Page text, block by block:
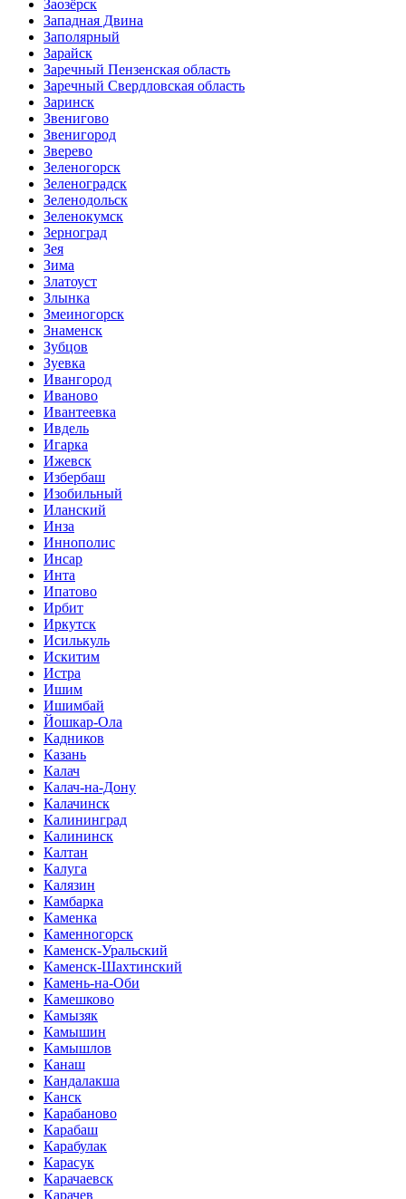
Заозёрск
Западная Двина
Заполярный
Зарайск
Заречный Пензенская область
Заречный Свердловская область
Заринск
Звенигово
Звенигород
Зверево
Зеленогорск
Зеленоградск
Зеленодольск
Зеленокумск
Зерноград
Зея
Зима
Златоуст
Злынка
Змеиногорск
Знаменск
Зубцов
Зуевка
Ивангород
Иваново
Ивантеевка
Ивдель
Игарка
Ижевск
Избербаш
Изобильный
Иланский
Инза
Иннополис
Инсар
Инта
Ипатово
Ирбит
Иркутск
Исилькуль
Искитим
Истра
Ишим
Ишимбай
Йошкар-Ола
Кадников
Казань
Калач
Калач-на-Дону
Калачинск
Калининград
Калининск
Калтан
Калуга
Калязин
Камбарка
Каменка
Каменногорск
Каменск-Уральский
Каменск-Шахтинский
Камень-на-Оби
Камешково
Камызяк
Камышин
Камышлов
Канаш
Кандалакша
Канск
Карабаново
Карабаш
Карабулак
Карасук
Карачаевск
Карачев